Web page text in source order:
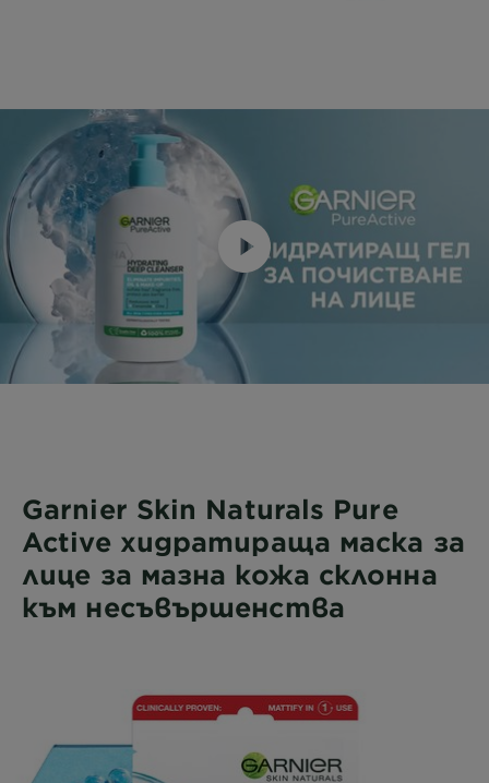
Garnier Skin Naturals Pure
Active хидратираща маска за
лице за мазна кожа склонна
към несъвършенства